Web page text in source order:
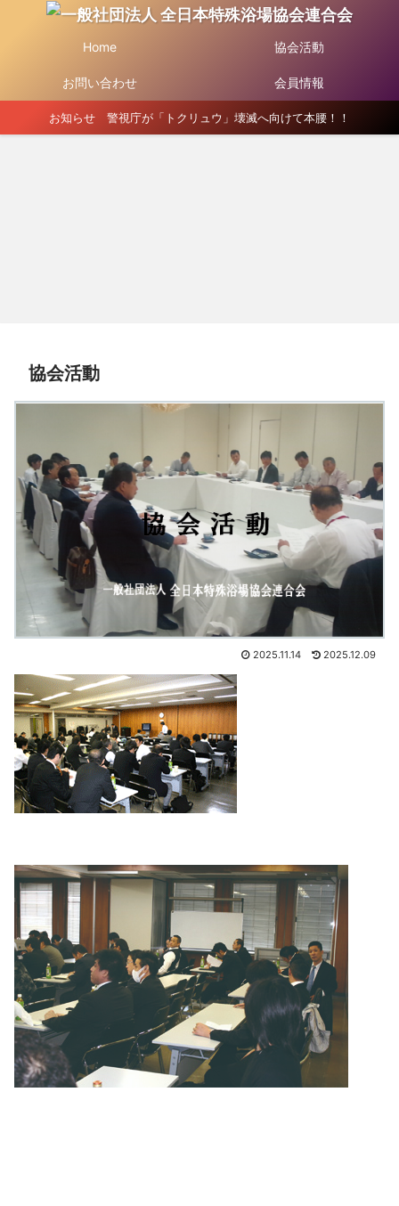
Home 協会活動
お問い合わせ 会員情報
お知らせ 警視庁が「トクリュウ」壊滅へ向けて本腰！！
協会活動
2025.11.14 2025.12.09